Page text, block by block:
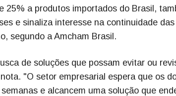
25% a produtos importados do Brasil,
e sinaliza interesse na continuidade
segundo a Amcham Brasil.
de soluções que possam evitar ou
"O setor empresarial espera que os
e alcancem uma solução que